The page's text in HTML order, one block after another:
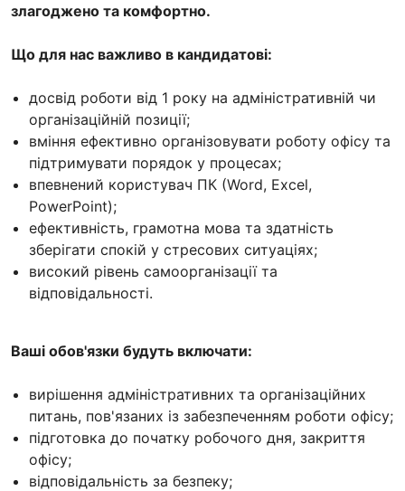
злагоджено та комфортно.
Що для нас важливо в кандидатові:
досвід роботи від 1 року на адміністративній чи
організаційній позиції;
вміння ефективно організовувати роботу офісу та
підтримувати порядок у процесах;
впевнений користувач ПК (Word, Excel,
PowerPoint);
ефективність, грамотна мова та здатність
зберігати спокій у стресових ситуаціях;
високий рівень самоорганізації та
відповідальності.
Ваші обов'язки будуть включати:
вирішення адміністративних та організаційних
питань, пов'язаних із забезпеченням роботи офісу;
підготовка до початку робочого дня, закриття
офісу;
відповідальність за безпеку;